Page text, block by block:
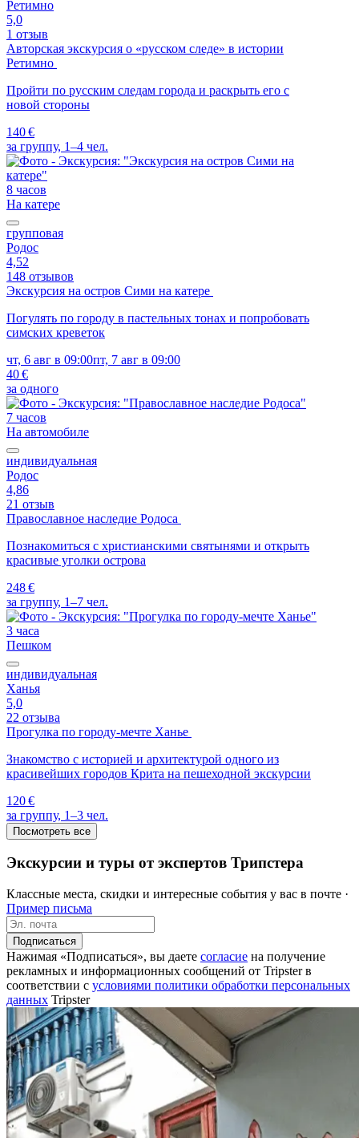
Ретимно
5,0
1 отзыв
Авторская экскурсия о «русском следе» в истории
Ретимно
Пройти по русским следам города и раскрыть его с
новой стороны
140 €
за группу, 1–4 чел.
8 часов
На катере
групповая
Родос
4,52
148 отзывов
Экскурсия на остров Сими на катере
Погулять по городу в пастельных тонах и попробовать
симских креветок
чт, 6 авг в 09:00пт, 7 авг в 09:00
40 €
за одного
7 часов
На автомобиле
индивидуальная
Родос
4,86
21 отзыв
Православное наследие Родоса
Познакомиться с христианскими святынями и открыть
красивые уголки острова
248 €
за группу, 1–7 чел.
3 часа
Пешком
индивидуальная
Ханья
5,0
22 отзыва
Прогулка по городу-мечте Ханье
Знакомство с историей и архитектурой одного из
красивейших городов Крита на пешеходной экскурсии
120 €
за группу, 1–3 чел.
Посмотреть все
Экскурсии и туры от экспертов Трипстера
Классные места, скидки и интересные события у вас в почте ·
Пример письма
Подписаться
Нажимая «Подписаться», вы даете согласие на получение
рекламных и информационных сообщений от Tripster в
соответствии c условиями политики обработки персональных
данных Tripster